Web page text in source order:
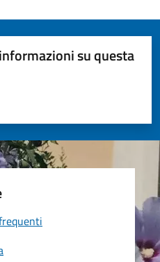
su questa
su 5
5